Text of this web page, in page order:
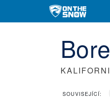
SOUVISEJÍCÍ:
Boreal Mountain Resort